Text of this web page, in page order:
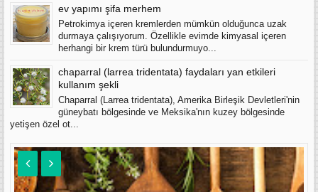
ev yapımı şifa merhem
Petrokimya içeren kremlerden mümkün olduğunca uzak
durmaya çalışıyorum. Özellikle evimde kimyasal içeren
herhangi bir krem türü bulundurmuyo...
chaparral (larrea tridentata) faydaları yan etkileri
kullanım şekli
Chaparral (Larrea tridentata), Amerika Birleşik Devletleri'nin
güneybatı bölgesinde ve Meksika'nın kuzey bölgesinde
yetişen özel ot...